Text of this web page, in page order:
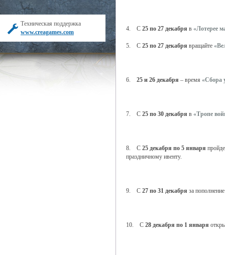
Техническая поддержка
www.creagames.com
4. С 25 по 27 декабря в «Лотерее
5. С 25 по 27 декабря вращайте
6. 25 и 26 декабря – время «Сбора
7. С 25 по 30 декабря в «Тропе
8. С 25 декабря по 5 января
праздничному ивенту.
9. С 27 по 31 декабря за
10. С 28 декабря по 1 января